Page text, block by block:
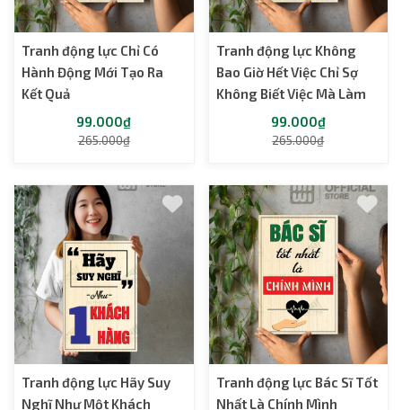
Tranh động lực Chỉ Có
Hành Động Mới Tạo Ra
Kết Quả
99.000₫
265.000₫
Tranh động lực Không
Bao Giờ Hết Việc Chỉ Sợ
Không Biết Việc Mà Làm
99.000₫
265.000₫
Tranh động lực Hãy Suy
Nghĩ Như Một Khách
Tranh động lực Bác Sĩ Tốt
Nhất Là Chính Mình